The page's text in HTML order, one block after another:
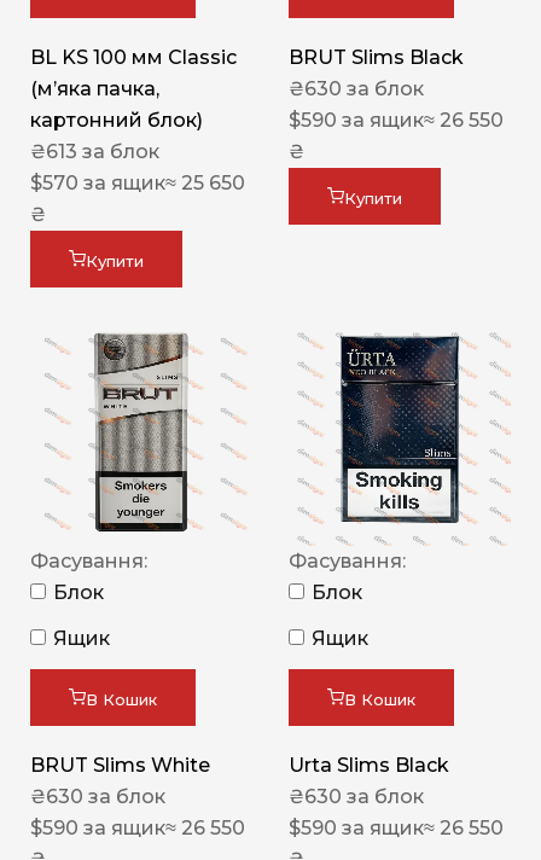
BL KS 100 мм Classic
(м’яка пачка,
картонний блок)
₴613 за блок
$570 за ящик≈ 25 650
₴
Купити
BRUT Slims Black
₴630 за блок
$590 за ящик≈ 26 550
₴
Купити
Фасування:
Блок
Ящик
В Кошик
BRUT Slims White
₴630 за блок
$590 за ящик≈ 26 550
Фасування:
Блок
Ящик
В Кошик
Urta Slims Black
₴630 за блок
$590 за ящик≈ 26 550